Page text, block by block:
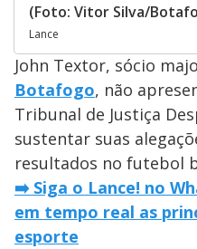
(Foto: Vitor Silva/
Lance
John Textor, sócio
Botafogo, não
Tribunal de Justiça
sustentar suas
resultados no futebol
➡️ Siga o Lance! no
em tempo real as
esporte